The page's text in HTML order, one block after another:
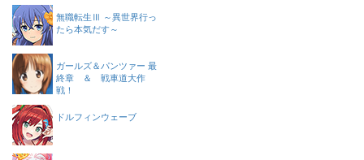
無職転生Ⅲ ～異世界行っ
たら本気だす～
ガールズ＆パンツァー 最
終章 ＆ 戦車道大作
戦！
ドルフィンウェーブ